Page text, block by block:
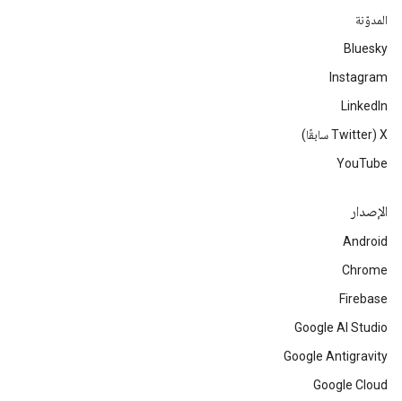
المدوّنة
Bluesky
Instagram
LinkedIn
‫X ‏(Twitter سابقًا)
YouTube
الإصدار
Android
Chrome
Firebase
Google AI Studio
Google Antigravity
Google Cloud